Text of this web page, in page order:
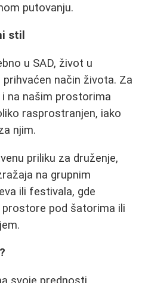
putovanju.
stil
u SAD, život u
način života. Za
na našim prostorima
rasprostranjen, iako
njim.
priliku za druženje,
na grupnim
ili festivala, gde
prostore pod šatorima ili